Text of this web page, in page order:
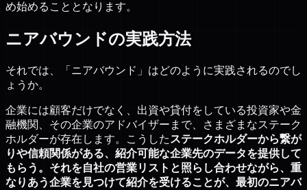
め始めることとなります。
ニアバウンドの実践方法
それでは、「ニアバウンド」はどのように実践されるのでし
ょうか。
企業には顧客だけでなく、出資や貸付をしている投資家や金
融機関、その企業のアドバイザーまで、さまざまなステーク
ホルダーが存在します。こうした ステークホルダーから繋が
りや信頼関係がある、紹介可能な企業先のデータを提供して
もらう。それを自社の営業リストと照らし合わせながら、重
なりあう企業を見つけて紹介を受けることが、最初のニアバ